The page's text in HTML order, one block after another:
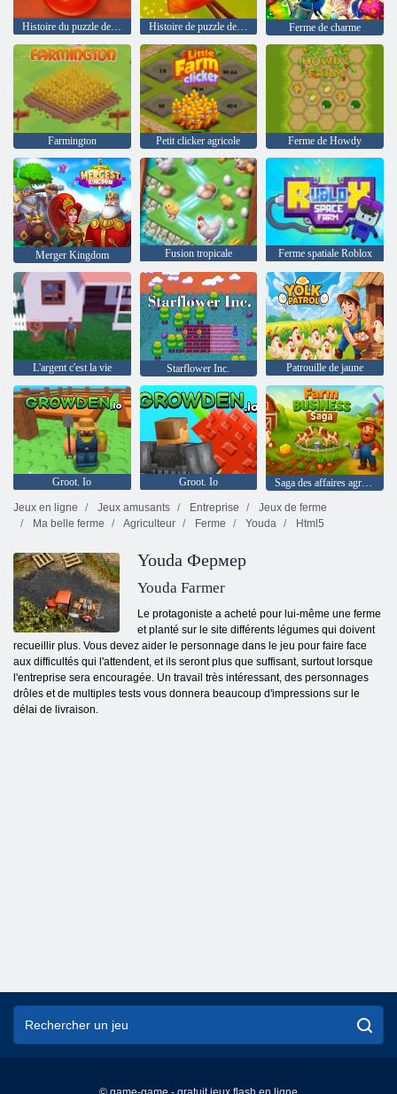
Histoire du puzzle de la ferme 2 Histoire de puzzle de la ferme Ferme de charme
Farmington Petit clicker agricole Ferme de Howdy
Merger Kingdom Fusion tropicale Ferme spatiale Roblox
L'argent c'est la vie Starflower Inc. Patrouille de jaune
Groot. Io Groot. Io
Saga des affaires agricoles
Jeux en ligne
Jeux amusants Entreprise
Jeux de ferme
Ma belle ferme
Agriculteur Ferme Youda Html5
Youda Фермер
Youda Farmer
Le protagoniste a acheté pour lui-même une ferme
et planté sur le site différents légumes qui doivent
recueillir plus. Vous devez aider le personnage dans le jeu pour faire face
aux difficultés qui l'attendent, et ils seront plus que suffisant, surtout lorsque
l'entreprise sera encouragée. Un travail très intéressant, des personnages
drôles et de multiples tests vous donnera beaucoup d'impressions sur le
délai de livraison.